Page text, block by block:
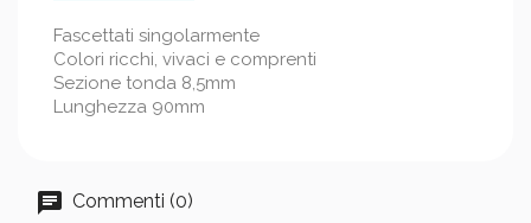
Fascettati singolarmente
Colori ricchi, vivaci e comprenti
Sezione tonda 8,5mm
Lunghezza 90mm
Commenti (0)